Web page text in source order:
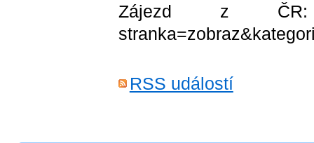
Zájezd z ČR:
RSS událostí